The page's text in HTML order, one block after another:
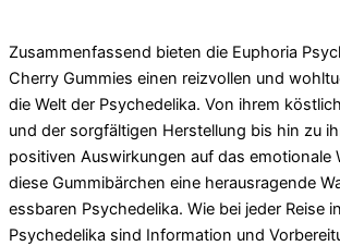
Zusammenfassend bieten die Euphoria
Cherry Gummies einen reizvollen und
die Welt der Psychedelika. Von ihrem
und der sorgfältigen Herstellung bis hin zu
positiven Auswirkungen auf das emotionale
diese Gummibärchen eine herausragende
essbaren Psychedelika. Wie bei jeder Reise
Psychedelika sind Information und